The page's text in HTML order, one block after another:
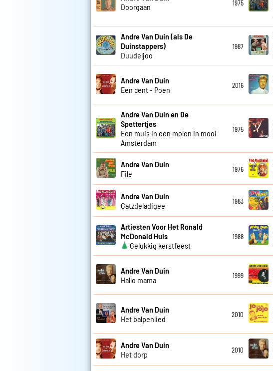
Doorgaan
1975
Andre Van Duin (als De
Duinstappers)
Duudeljoo
1987
Andre Van Duin
Een cent - Poen
2016
Andre Van Duin en De
Spettertjes
Een muis in een molen in mooi
Amsterdam
1975
Andre Van Duin
File
1976
Andre Van Duin
Gatzdeladigee
1983
Artiesten Voor Het Ronald
McDonald Huis
Gelukkig kerstfeest
1988
Andre Van Duin
Hallo mama
1999
Andre Van Duin
Het balpenlied
2010
Andre Van Duin
Het dorp
2010